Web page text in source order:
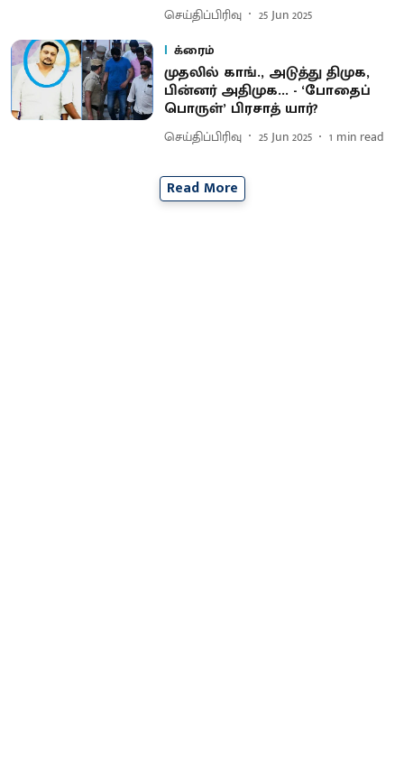
செய்திப்பிரிவு
25 Jun 2025
க்ரைம்
முதலில் காங்., அடுத்து திமுக,
பின்னர் அதிமுக... - ‘போதைப்
பொருள்’ பிரசாத் யார்?
செய்திப்பிரிவு 25 Jun 2025 1 min read
Read More